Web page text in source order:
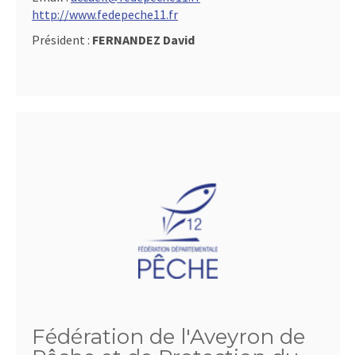
http://www.fedepeche11.fr
Président : FERNANDEZ David
Fédération de l'Aveyron de